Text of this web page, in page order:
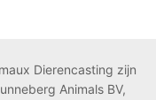
Dierencasting zijn
Animals BV,